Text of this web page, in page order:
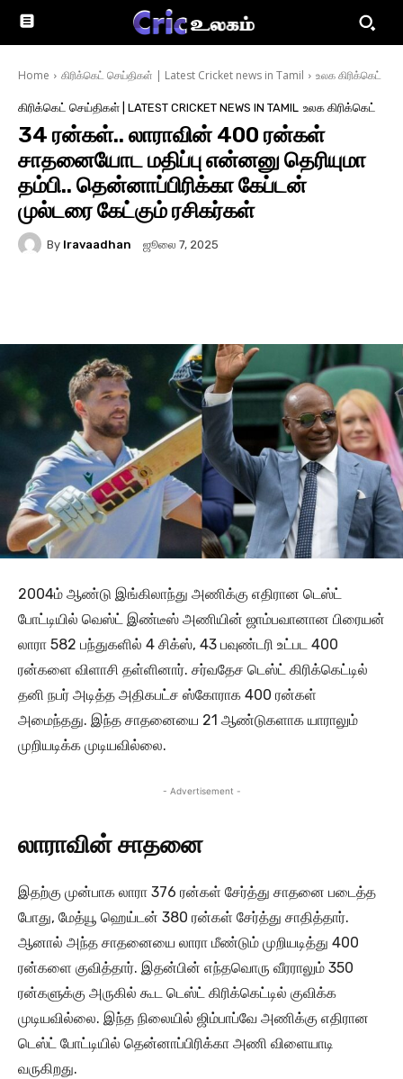
Home கிரிக்கெட் செய்திகள் | Latest Cricket news in Tamil உலக கிரிக்கெட்
கிரிக்கெட் செய்திகள் | LATEST CRICKET NEWS IN TAMIL உலக கிரிக்கெட்
34 ரன்கள்.. லாராவின் 400 ரன்கள்
சாதனையோட மதிப்பு என்னனு தெரியுமா
தம்பி.. தென்னாப்பிரிக்கா கேப்டன்
முல்டரை கேட்கும் ரசிகர்கள்
By Iravaadhan ஜூலை 7, 2025
2004ம் ஆண்டு இங்கிலாந்து அணிக்கு எதிரான டெஸ்ட்
போட்டியில் வெஸ்ட் இண்டீஸ் அணியின் ஜாம்பவானான பிரையன்
லாரா 582 பந்துகளில் 4 சிக்ஸ், 43 பவுண்டரி உட்பட 400
ரன்களை விளாசி தள்ளினார். சர்வதேச டெஸ்ட் கிரிக்கெட்டில்
தனி நபர் அடித்த அதிகபட்ச ஸ்கோராக 400 ரன்கள்
அமைந்தது. இந்த சாதனையை 21 ஆண்டுகளாக யாராலும்
முறியடிக்க முடியவில்லை.
- Advertisement -
லாராவின் சாதனை
இதற்கு முன்பாக லாரா 376 ரன்கள் சேர்த்து சாதனை படைத்த
போது, மேத்யூ ஹெய்டன் 380 ரன்கள் சேர்த்து சாதித்தார்.
ஆனால் அந்த சாதனையை லாரா மீண்டும் முறியடித்து 400
ரன்களை குவித்தார். இதன்பின் எந்தவொரு வீரராலும் 350
ரன்களுக்கு அருகில் கூட டெஸ்ட் கிரிக்கெட்டில் குவிக்க
முடியவில்லை. இந்த நிலையில் ஜிம்பாப்வே அணிக்கு எதிரான
டெஸ்ட் போட்டியில் தென்னாப்பிரிக்கா அணி விளையாடி
வருகிறது.